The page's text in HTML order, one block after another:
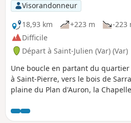
Visorandonneur
18,93 km
+223 m -223
Difficile
Départ à Saint-Julien (Var) (Var)
Une boucle en partant du quartier
à Saint-Pierre, vers le bois de
plaine du Plan d'Auron, la
la Salette avec un beau point de